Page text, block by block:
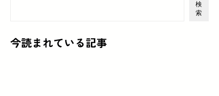
検
索
今読まれている記事